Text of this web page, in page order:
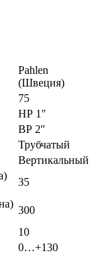
Pahlen
(Швеция)
75
НР 1"
ВР 2″
Трубчатый
Вертикальный
35
300
10
0…+130